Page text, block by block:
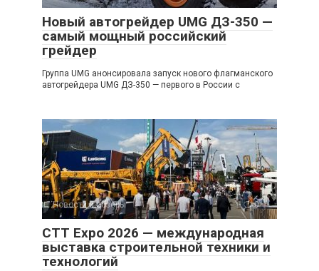
Новый автогрейдер UMG ДЗ-350 —
самый мощный российский
грейдер
Группа UMG анонсировала запуск нового флагманского
автогрейдера UMG ДЗ-350 — первого в России с
Новости и обзоры 0
CTT Expo 2026 — международная
выставка строительной техники и
технологий